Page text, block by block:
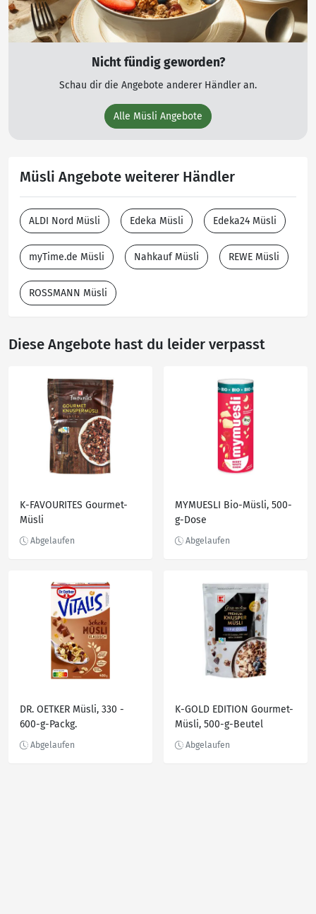
Nicht fündig geworden?
Schau dir die Angebote anderer Händler an.
Alle Müsli Angebote
Müsli Angebote weiterer Händler
ALDI Nord Müsli Edeka Müsli Edeka24 Müsli
myTime.de Müsli Nahkauf Müsli REWE Müsli
ROSSMANN Müsli
Diese Angebote hast du leider verpasst
K-FAVOURITES Gourmet-
Müsli
MYMUESLI Bio-Müsli, 500-
g-Dose
DR. OETKER Müsli, 330 -
600-g-Packg.
K-GOLD EDITION Gourmet-
Müsli, 500-g-Beutel